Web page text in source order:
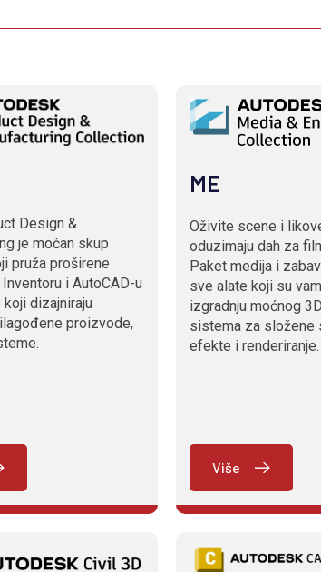
Design &
je moćan skup
pruža proširene
i AutoCAD-u
dizajniraju
proizvode,
ME
Oživite scene i
oduzimaju dah za
Paket medija i
sve alate koji su
izgradnju moćnog
sistema za složene
efekte i renderiranje.
Više